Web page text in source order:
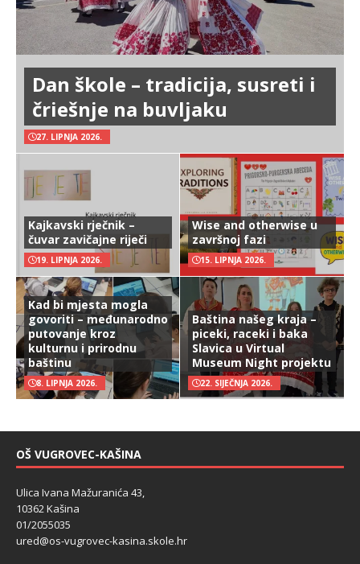
Dan škole – tradicija, susreti i
čriešnje na buvljaku
27. LIPNJA 2026.
Kajkavski rječnik –
čuvar zavičajne riječi
19. LIPNJA 2026.
Wise and otherwise u
završnoj fazi
15. LIPNJA 2026.
Kad bi mjesta mogla
govoriti – međunarodno
putovanje kroz
kulturnu i prirodnu
baštinu
8. LIPNJA 2026.
Baština našeg kraja –
piceki, raceki i baka
Slavica u Virtual
Museum Night projektu
22. SIJEČNJA 2026.
OŠ VUGROVEC-KAŠINA
Ulica Ivana Mažuranića 43,
10362 Kašina
01/2055035
ured@os-vugrovec-kasina.skole.hr